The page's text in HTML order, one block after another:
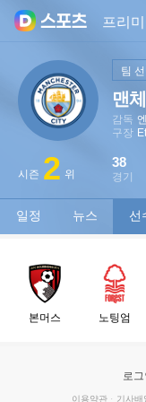
프리
맨
감독
구장
시즌 2 위 경기
38
팀
일정 뉴스 선
본머스 노팅엄
로그
이용약관 · 기사배